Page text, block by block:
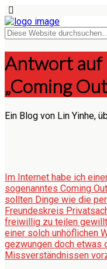
Antwort auf
„Coming
Ein Blog von Lin Yinhe,
Im Internet habe ich
sogenanntes Coming
sollten Dinge wie die
Freundeskreis
freiwillig zu teilen gewillt
einer solch unhöflichen
gezwungen doch etwas
Missverständnissen